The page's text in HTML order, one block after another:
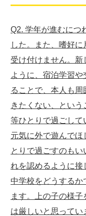
Q2. 学年が進むにつ
した。また、嗜好
受け付けません。
ように、宿泊学習
ることで、本人も
きたくない、とい
等ひとりで過ごして
元気に外で遊んで
とりで過ごすのも
れを認めるように接
中学校をどうする
ます。上の子の様
は厳しいと思って